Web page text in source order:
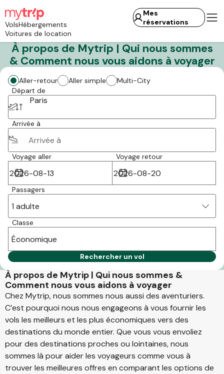
VolsHébergements
Voitures de location
Mes
réservations
À propos de Mytrip | Qui nous sommes
& Comment nous vous aidons à voyager
Aller-retour Aller simple
Multi-City
Départ de
Paris
Arrivée à
Voyage aller Voyage retour
Passagers
1 adulte
Classe
Économique
Rechercher un vol
À propos de Mytrip | Qui nous sommes &
Comment nous vous aidons à voyager
Chez Mytrip, nous sommes nous aussi des aventuriers.
C’est pourquoi nous nous engageons à vous fournir les
vols les meilleurs et les plus économiques vers des
destinations du monde entier. Que vous vous envoliez
pour des destinations proches ou lointaines, nous
sommes là pour aider les voyageurs comme vous à
trouver les meilleures offres en comparant les options de